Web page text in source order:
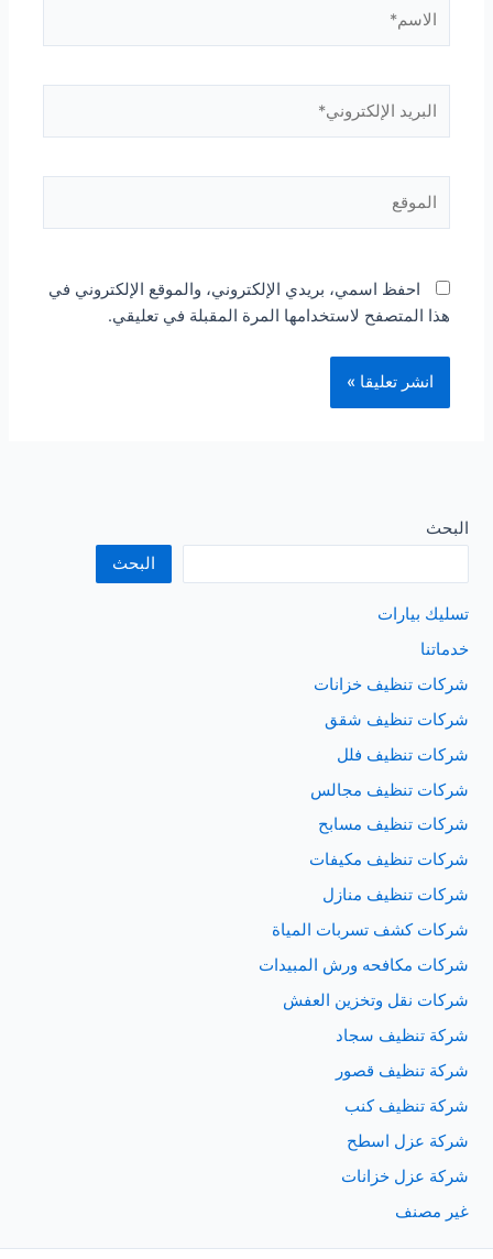
الإلكتروني*
احفظ اسمي، بريدي الإلكتروني، والموقع الإلكتروني في
هذا المتصفح لاستخدامها المرة المقبلة في تعليقي.
البحث
البحث
تسليك بيارات
خدماتنا
شركات تنظيف خزانات
شركات تنظيف شقق
شركات تنظيف فلل
شركات تنظيف مجالس
شركات تنظيف مسابح
شركات تنظيف مكيفات
شركات تنظيف منازل
شركات كشف تسربات المياة
شركات مكافحه ورش المبيدات
شركات نقل وتخزين العفش
شركة تنظيف سجاد
شركة تنظيف قصور
شركة تنظيف كنب
شركة عزل اسطح
شركة عزل خزانات
غير مصنف